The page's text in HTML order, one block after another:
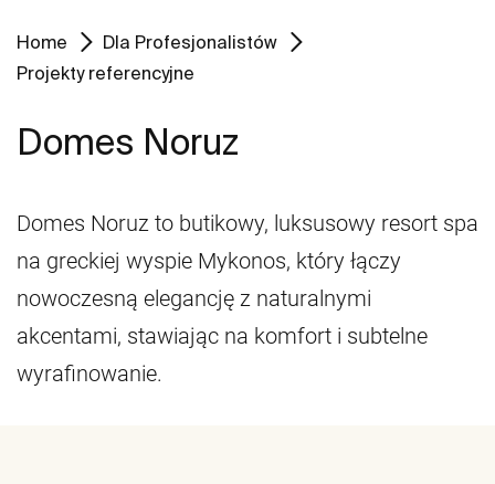
Home
Dla Profesjonalistów
Projekty referencyjne
Domes Noruz
Domes Noruz to butikowy, luksusowy resort spa
na greckiej wyspie Mykonos, który łączy
nowoczesną elegancję z naturalnymi
akcentami, stawiając na komfort i subtelne
wyrafinowanie.